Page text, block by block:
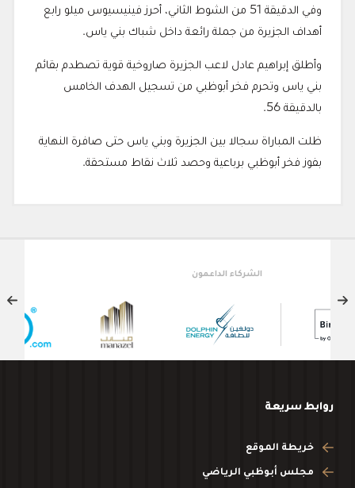
وفي الدقيقة 51 من الشوط الثاني، أحرز فينيسيوس ميلو رابع
أهداف الجزيرة من جملة رائعة داخل شباك بني ياس.
وأطلق إبراهيم عادل لاعب الجزيرة صاروخية قوية تصطدم بقائم
بني ياس وتحرم فخر أبوظبي من تسجيل الهدف الخامس
بالدقيقة 56.
ظلت المباراة سجالا بين الجزيرة وبني ياس حتى صافرة النهاية
بفوز فخر أبوظبي برباعية وحصد ثلاث نقاط مستحقة.
روابط سريعة
خريطة الموقع
مجلس أبوظبي الرياضي